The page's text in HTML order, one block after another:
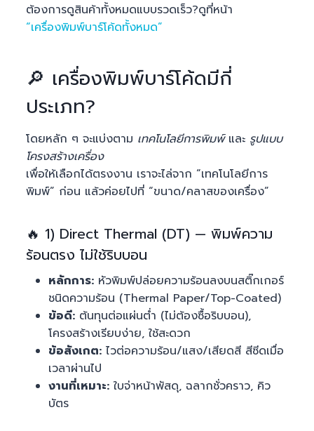
ต้องการดูสินค้าทั้งหมดแบบรวดเร็ว?ดูที่หน้า
“เครื่องพิมพ์บาร์โค้ดทั้งหมด”
🔎 เครื่องพิมพ์บาร์โค้ดมีกี่
ประเภท?
โดยหลัก ๆ จะแบ่งตาม เทคโนโลยีการพิมพ์และ รูปแบบ
โครงสร้างเครื่อง
เพื่อให้เลือกได้ตรงงาน เราจะไล่จาก “เทคโนโลยีการ
พิมพ์” ก่อน แล้วค่อยไปที่ “ขนาด/คลาสของเครื่อง”
🔥 1) Direct Thermal (DT) — พิมพ์ความ
ร้อนตรง ไม่ใช้ริบบอน
หลักการ: หัวพิมพ์ปล่อยความร้อนลงบนสติ๊กเกอร์
ชนิดความร้อน (Thermal Paper/Top-Coated)
ข้อดี: ต้นทุนต่อแผ่นต่ำ (ไม่ต้องซื้อริบบอน),
โครงสร้างเรียบง่าย, ใช้สะดวก
ข้อสังเกต: ไวต่อความร้อน/แสง/เสียดสี สีซีดเมื่อ
เวลาผ่านไป
งานที่เหมาะ: ใบจ่าหน้าพัสดุ, ฉลากชั่วคราว, คิว
บัตร